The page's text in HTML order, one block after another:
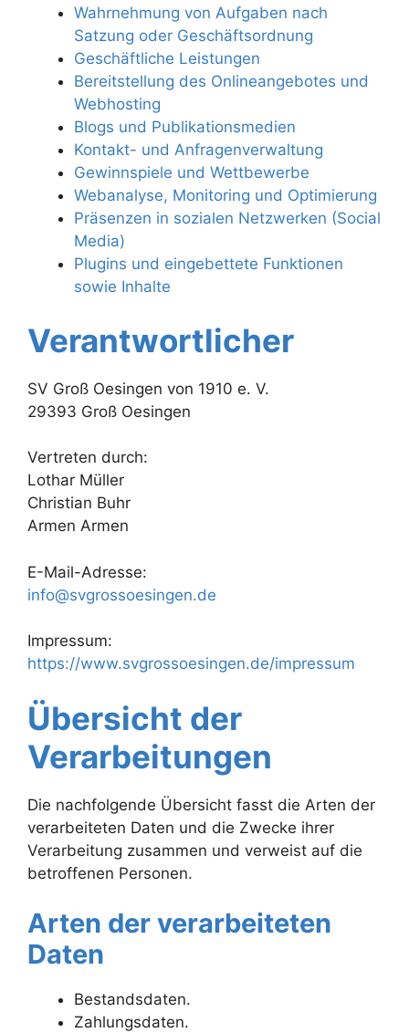
Wahrnehmung von Aufgaben nach
Satzung oder Geschäftsordnung
Geschäftliche Leistungen
Bereitstellung des Onlineangebotes und
Webhosting
Blogs und Publikationsmedien
Kontakt- und Anfragenverwaltung
Gewinnspiele und Wettbewerbe
Webanalyse, Monitoring und Optimierung
Präsenzen in sozialen Netzwerken (Social
Media)
Plugins und eingebettete Funktionen
sowie Inhalte
Verantwortlicher
SV Groß Oesingen von 1910 e. V.
29393 Groß Oesingen
Vertreten durch:
Lothar Müller
Christian Buhr
Armen Armen
E-Mail-Adresse:
info@svgrossoesingen.de
Impressum:
https://www.svgrossoesingen.de/impressum
Übersicht der
Verarbeitungen
Die nachfolgende Übersicht fasst die Arten der
verarbeiteten Daten und die Zwecke ihrer
Verarbeitung zusammen und verweist auf die
betroffenen Personen.
Arten der verarbeiteten
Daten
Bestandsdaten.
Zahlungsdaten.